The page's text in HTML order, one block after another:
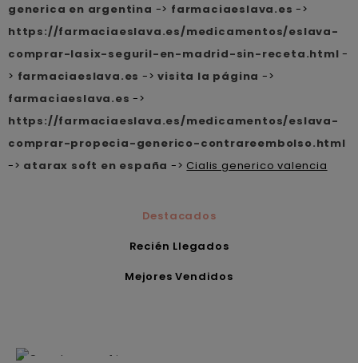
generica en argentina -> farmaciaeslava.es ->
https://farmaciaeslava.es/medicamentos/eslava-
comprar-lasix-seguril-en-madrid-sin-receta.html -
> farmaciaeslava.es ->visita la página ->
farmaciaeslava.es ->
https://farmaciaeslava.es/medicamentos/eslava-
comprar-propecia-generico-contrareembolso.html
-> atarax soft en españa -> Cialis generico valencia
Destacados
Recién Llegados
Mejores Vendidos